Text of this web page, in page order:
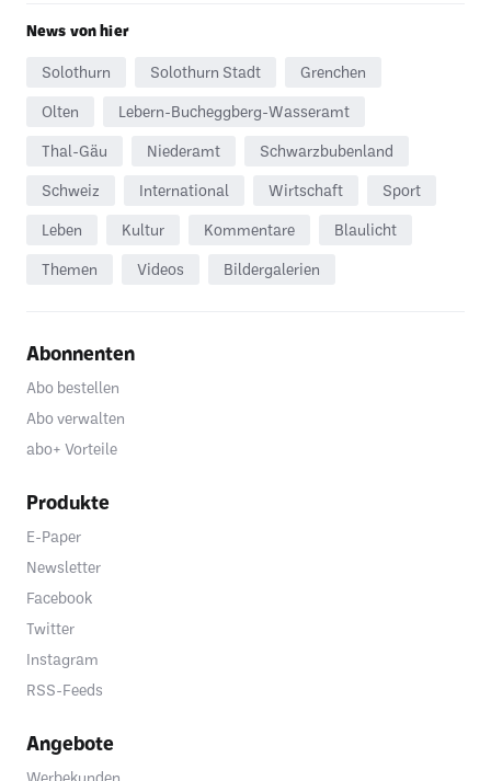
News von hier
Solothurn Solothurn Stadt Grenchen
Olten Lebern-Bucheggberg-Wasseramt
Thal-Gäu Niederamt Schwarzbubenland
Schweiz International Wirtschaft Sport
Leben Kultur Kommentare Blaulicht
Themen Videos Bildergalerien
Abonnenten
Abo bestellen
Abo verwalten
abo+ Vorteile
Produkte
E-Paper
Newsletter
Facebook
Twitter
Instagram
RSS-Feeds
Angebote